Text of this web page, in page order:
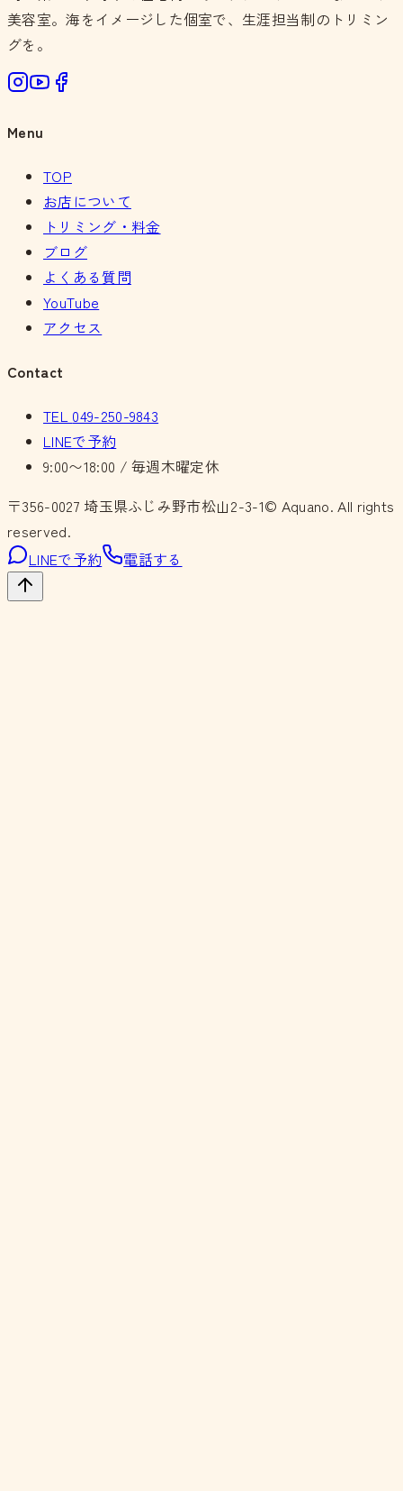
美容室。海をイメージした個室で、生涯担当制のトリミン
グを。
Menu
TOP
お店について
トリミング・料金
ブログ
よくある質問
YouTube
アクセス
Contact
TEL 049-250-9843
LINEで予約
9:00〜18:00 / 毎週木曜定休
〒356-0027 埼玉県ふじみ野市松山2-3-1© Aquano. All rights
reserved.
LINEで予約
電話する